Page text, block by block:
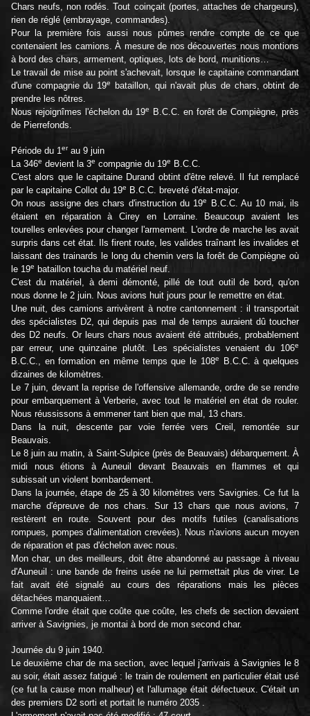
Chars neufs, non rodés. Tout coinçait (portes, attaches de chargeurs),
rien de réglé (embrayage, commandes).
Pour la première fois aussi nous pûmes rendre compte de ce que
contenaient les camions. À mesure de nos découvertes nous montions
à bord des chars, armement, optiques, lots de bord, munitions…
Le travail de mise au point s'achevait, lorsque le capitaine commandant
d'une compagnie du 19e
bataillon, qui n'avait plus de chars, obtint de
prendre les nôtres.
Nous rejoignîmes l'échelon du 19e
B.C.C. en forêt de Compiègne, près
de Pierrefonds.
Période du 1erau 9 juin
La 346e devient la 3e compagnie du 19e
B.C.C.
C'est alors que le capitaine Durand obtint d'être relevé. Il fut remplacé
par le capitaine Collot du 19e
B.C.C. breveté d'état-major.
On nous assigne des chars d'instruction du 19e
B.C.C. Au 10 mai, ils
étaient en réparation à Cirey en Lorraine. Beaucoup avaient les
tourelles enlevées pour changer l'armement. L'ordre de marche les avait
surpris dans cet état. Ils firent route, les valides traînant les invalides et
laissant des trainards le long du chemin vers la forêt de Compiègne où
le 19e
bataillon toucha du matériel neuf.
C'est du matériel, à demi démonté, pillé de tout outil de bord, qu'on
nous donne le 2 juin. Nous avions huit jours pour le remettre en état.
Une nuit, des camions arrivèrent à notre cantonnement : il transportait
des spécialistes D2, qui depuis pas mal de temps auraient dû toucher
des D2 neufs. Or leurs chars nous avaient été attribués, probablement
par erreur, une quinzaine plutôt. Les spécialistes venaient du 106e
B.C.C., en formation en même temps que le 108e
B.C.C. à quelques
dizaines de kilomètres.
Le 7 juin, devant la reprise de l'offensive allemande, ordre de se rendre
pour embarquement à Verberie, avec tout le matériel en état de rouler.
Nous réussissons à emmener tant bien que mal, 13 chars.
Dans la nuit, descente par voie ferrée vers Creil, remontée sur
Beauvais.
Le 8 juin au matin, à Saint-Sulpice (près de Beauvais) débarquement. À
midi nous étions à Auneuil devant Beauvais en flammes et qui
subissait un violent bombardement.
Dans la journée, étape de 25 à 30 kilomètres vers Savignies. Ce fut la
marche d'épreuve de nos chars. Sur 13 chars que nous avions, 7
restèrent en route. Souvent pour des motifs futiles (canalisations
rompues, pompes d'alimentation crevées). Nous n'avions aucun moyen
de réparation et pas d'échelon avec nous.
Mon char, un des meilleurs, doit être abandonné au passage à niveau
d'Auneuil : une bande de freins usée ne lui permettait plus de virer. Le
fait avait été signalé au cours des réparations mais les pièces
détachées manquaient…
Comme l'ordre était que coûte que coûte, les chefs de section devaient
arriver à Savignies, je montai à bord de mon second char.
Journée du 9 juin 1940.
Le deuxième char de ma section, avec lequel j'arrivais à Savignies le 8
au soir, était assez fatigué : le train de roulement en particulier était usé
(ce fut la cause mon malheur) et l'allumage était défectueux. C'était un
des premiers D2 sorti et portait le numéro 2035 .